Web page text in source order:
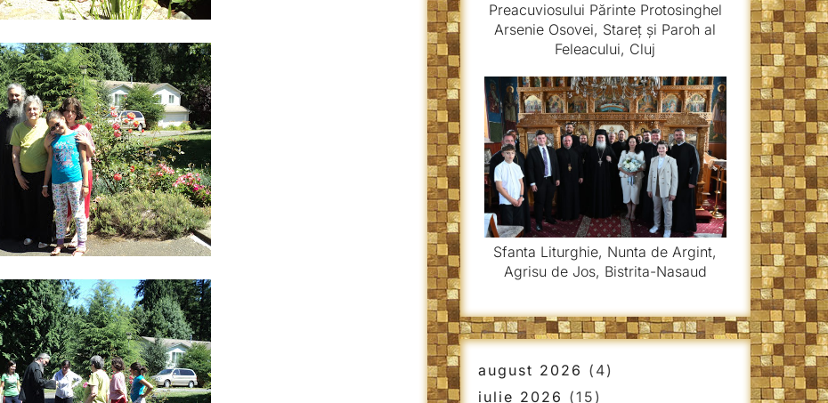
Preacuviosului Părinte Protosinghel
Arsenie Osovei, Stareț și Paroh al
Feleacului, Cluj
Sfanta Liturghie, Nunta de Argint,
Agrisu de Jos, Bistrita-Nasaud
august 2026 (4)
iulie 2026 (15)